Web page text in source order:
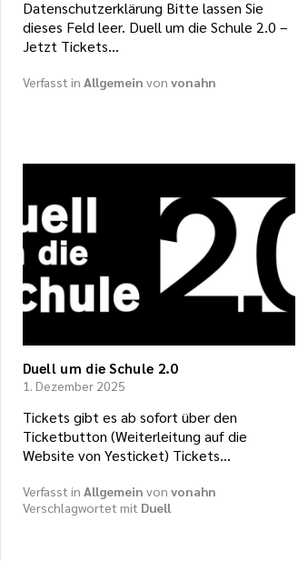
Datenschutzerklärung Bitte lassen Sie
dieses Feld leer. Duell um die Schule 2.0 –
Jetzt Tickets…
Verfasst in Allgemein von vonahn
Duell um die Schule 2.0
1. Dezember 2025
Tickets gibt es ab sofort über den
Ticketbutton (Weiterleitung auf die
Website von Yesticket) Tickets…
Verfasst in Allgemein von vonahn
Verschlagwortet mit Duell